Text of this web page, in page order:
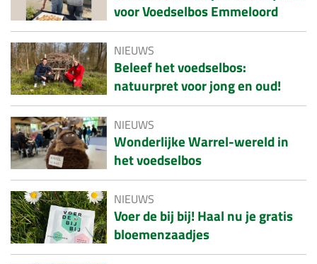
voor Voedselbos Emmeloord
NIEUWS
Beleef het voedselbos:
natuurpret voor jong en oud!
NIEUWS
Wonderlijke Warrel-wereld in
het voedselbos
NIEUWS
Voer de bij bij! Haal nu je gratis
bloemenzaadjes